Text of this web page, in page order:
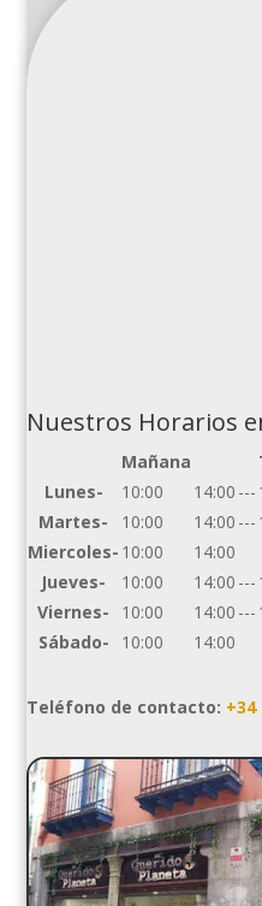
Nuestros Horarios
Mañana
Lunes-
10:00 14:00 ---
Martes-
10:00 14:00 ---
Miercoles- 10:00
14:00
Jueves-
10:00 14:00 ---
Viernes-
10:00 14:00 ---
Sábado-
10:00 14:00
Teléfono de contacto: +34